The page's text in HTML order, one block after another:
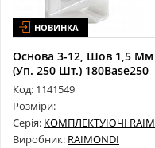
НОВИНКА
Основа 3-12, Шов 1,5 Мм
(Уп. 250 Шт.) 180Base250
Код: 1141549
Розміри:
Серія: КОМПЛЕКТУЮЧІ RAIMONDI
Виробник: RAIMONDI